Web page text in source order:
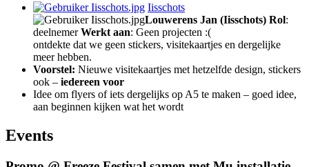
Iisschots
Louwerens Jan (Iisschots) Rol:
deelnemerWerkt aan: Geen projecten :(
ontdekte dat we geen stickers, visitekaartjes en dergelijke
meer hebben.
Voorstel: Nieuwe visitekaartjes met hetzelfde design, stickers
ook – iedereen voor
Idee om flyers of iets dergelijks op A5 te maken – goed idee,
aan beginnen kijken wat het wordt
Events